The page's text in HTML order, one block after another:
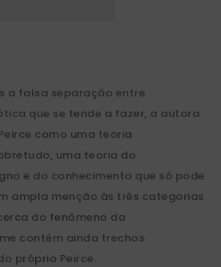
a falsa separação entre
que se tende a fazer, a autora
como uma teoria
uma teoria do
e do conhecimento que só pode
ampla menção às três categorias
do fenômeno da
contém ainda trechos
próprio Peirce.